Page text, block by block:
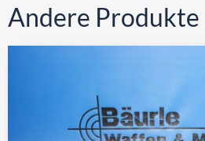
Andere Produkte